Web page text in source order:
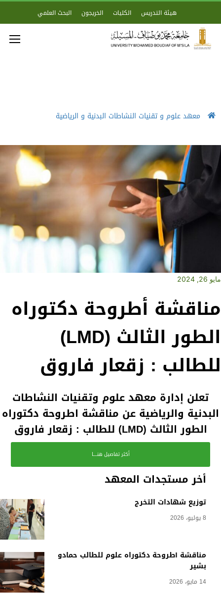
هيئة التدريس الكليات الخريجون البحث العلمي
معهد علوم و تقنيات النشاطات البدنية و الرياضية
أخر مستجدات المعهد
توزيع شهادات التخرج
8 يوليو، 2026
مناقشة أطروحة دكتوراه علوم للطالب حمادو
بشير
14 مايو، 2026
مايو 26, 2024
مناقشة أطروحة دكتوراه
الطور الثالث (LMD)
للطالب : زقعار فاروق
تعلن إدارة معهد علوم وتقنيات النشاطات
البدنية والرياضية عن مناقشة اطروحة دكتوراه
الطور الثالث (LMD) للطالب : زقعار فاروق
أكثر تفاصيل هنــــا